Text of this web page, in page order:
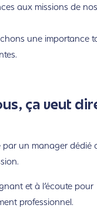
aux missions de
une importance
ça veut
par un manager dédié
et à l’écoute pour
professionnel.